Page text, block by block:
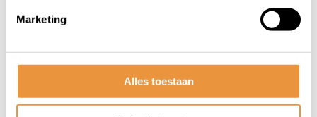
Marketing
Alles toestaan
Shimano GRX FC-
RX810 1 x 11 speed -
Enduo Cargo 4-B
104-BCD Cl-45.5 /
53.0 - zilver
Niet op voorraad